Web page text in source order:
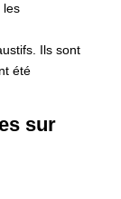
les
Ils sont
été
sur